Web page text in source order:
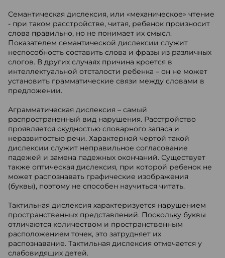
Семантическая дислексия, или «механическое» чтение
- при таком расстройстве, читая, ребенок произносит
слова правильно, но не понимает их смысл.
Показателем семантической дислексии служит
неспособность составить слова и фразы из различных
слогов. В других случаях причина кроется в
интеллектуальной отсталости ребенка – он не может
установить грамматические связи между словами в
предложении.
Аграмматическая дислексия – самый
распространенный вид нарушения. Расстройство
проявляется скудностью словарного запаса и
неразвитостью речи. Характерной чертой такой
дислексии служит неправильное согласование
падежей и замена падежных окончаний. Существует
также оптическая дислексия, при которой ребенок не
может распознавать графические изображения
(буквы), поэтому не способен научиться читать.
Тактильная дислексия характеризуется нарушением
пространственных представлений. Поскольку буквы
отличаются количеством и пространственным
расположением точек, это затрудняет их
распознавание. Тактильная дислексия отмечается у
слабовидящих детей.